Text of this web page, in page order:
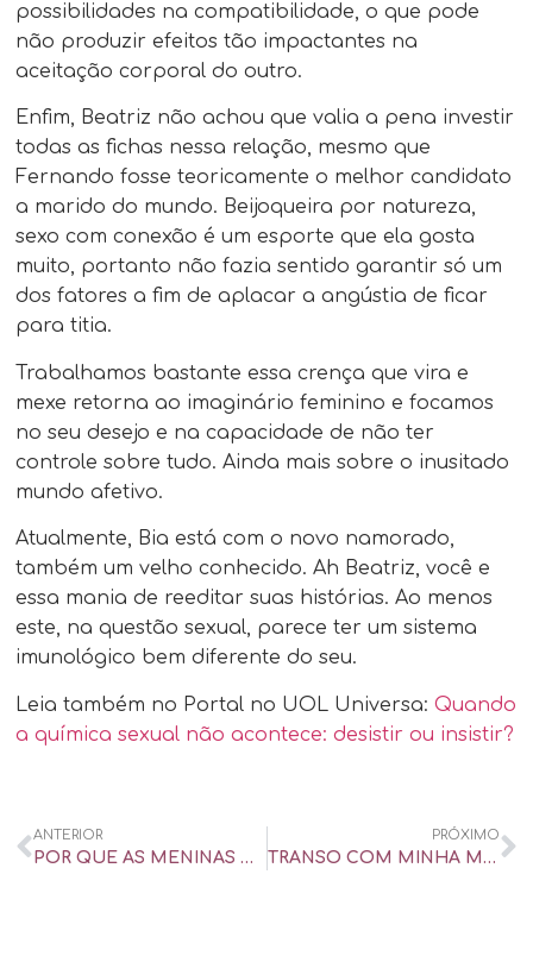
possibilidades na compatibilidade, o que pode
não produzir efeitos tão impactantes na
aceitação corporal do outro.
Enfim, Beatriz não achou que valia a pena investir
todas as fichas nessa relação, mesmo que
Fernando fosse teoricamente o melhor candidato
a marido do mundo. Beijoqueira por natureza,
sexo com conexão é um esporte que ela gosta
muito, portanto não fazia sentido garantir só um
dos fatores a fim de aplacar a angústia de ficar
para titia.
Trabalhamos bastante essa crença que vira e
mexe retorna ao imaginário feminino e focamos
no seu desejo e na capacidade de não ter
controle sobre tudo. Ainda mais sobre o inusitado
mundo afetivo.
Atualmente, Bia está com o novo namorado,
também um velho conhecido. Ah Beatriz, você e
essa mania de reeditar suas histórias. Ao menos
este, na questão sexual, parece ter um sistema
imunológico bem diferente do seu.
Leia também no Portal no UOL Universa:Quando
a química sexual não acontece: desistir ou insistir?
ANTERIOR
POR QUE AS MENINAS BEIJAM OUTRAS MENINAS? POR DESEJO E LIBERDADE
PRÓXIMO
TRANSO COM MINHA MULHER, MAS CENA ENTRE HOMEM E TRAVESTI ME EXCITA; SOU BI?